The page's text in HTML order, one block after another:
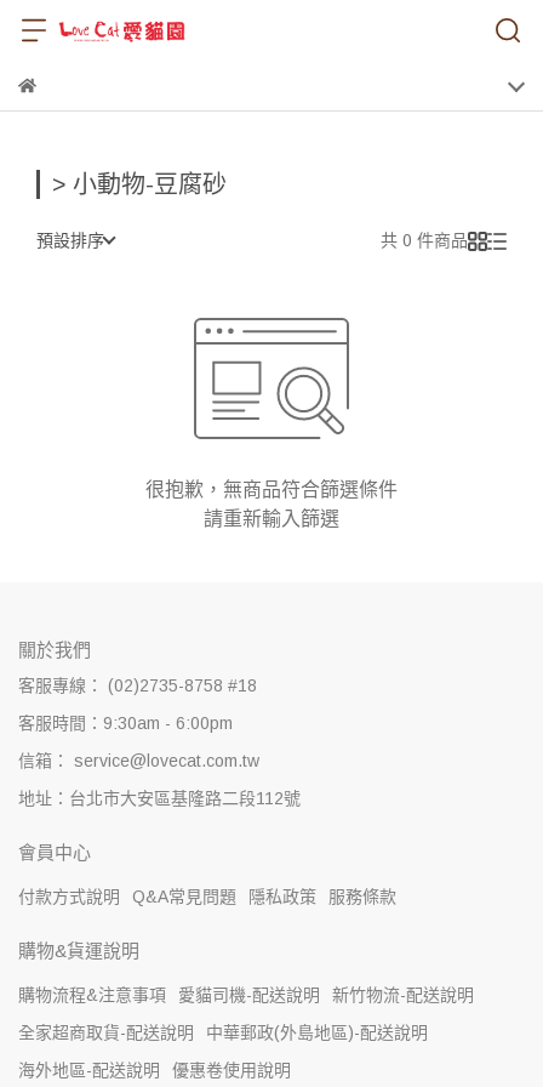
> 小動物-豆腐砂
預設排序 共 0 件商品
很抱歉，無商品符合篩選條件
請重新輸入篩選
關於我們
客服專線： (02)2735-8758 #18
客服時間：9:30am - 6:00pm
信箱： service@lovecat.com.tw
地址：台北市大安區基隆路二段112號
會員中心
付款方式說明 Q&A常見問題 隱私政策 服務條款
購物&貨運說明
購物流程&注意事項 愛貓司機-配送說明
新竹物流-配送說明
全家超商取貨-配送說明
中華郵政(外島地區)-配送說明
海外地區-配送說明
優惠卷使用說明